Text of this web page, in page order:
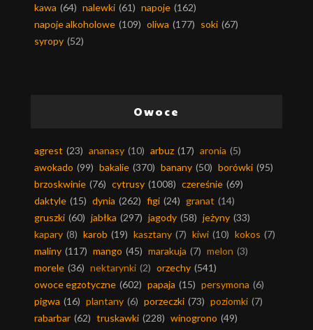
kawa (64) nalewki (61) napoje (162)
napoje alkoholowe (109) oliwa (177) soki (67)
syropy (52)
Owoce
agrest (23) ananasy (10) arbuz (17) aronia (5)
awokado (99) bakalie (370) banany (50) borówki (95)
brzoskwinie (76) cytrusy (1008) czereśnie (69)
daktyle (15) dynia (262) figi (24) granat (14)
gruszki (60) jabłka (297) jagody (58) jeżyny (33)
kapary (8) karob (19) kasztany (7) kiwi (10) kokos (7)
maliny (117) mango (45) marakuja (7) melon (3)
morele (36) nektarynki (2) orzechy (541)
owoce egzotyczne (602) papaja (15) persymona (6)
pigwa (16) plantany (6) porzeczki (73) poziomki (7)
rabarbar (62) truskawki (228) winogrono (49)